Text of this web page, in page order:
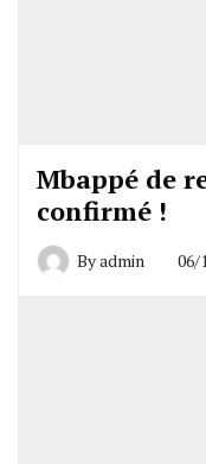
Mbappé de
confirmé !
Byadmin 06/